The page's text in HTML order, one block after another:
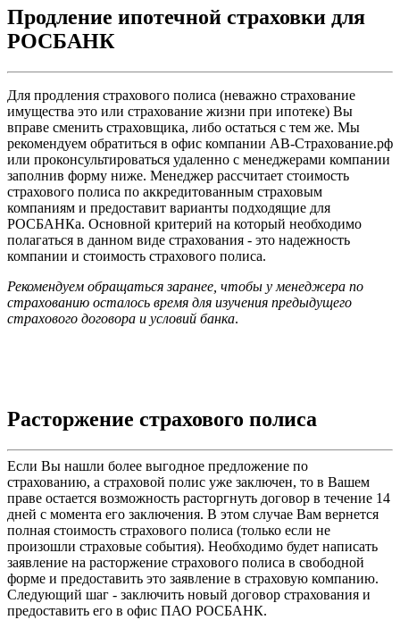
Продление ипотечной страховки для
РОСБАНК
Для продления страхового полиса (неважно страхование
имущества это или страхование жизни при ипотеке) Вы
вправе сменить страховщика, либо остаться с тем же. Мы
рекомендуем обратиться в офис компании АВ-Страхование.рф
или проконсультироваться удаленно с менеджерами компании
заполнив форму ниже. Менеджер рассчитает стоимость
страхового полиса по аккредитованным страховым
компаниям и предоставит варианты подходящие для
РОСБАНКа. Основной критерий на который необходимо
полагаться в данном виде страхования - это надежность
компании и стоимость страхового полиса.
Рекомендуем обращаться заранее, чтобы у менеджера по
страхованию осталось время для изучения предыдущего
страхового договора и условий банка.
Расторжение страхового полиса
Если Вы нашли более выгодное предложение по
страхованию, а страховой полис уже заключен, то в Вашем
праве остается возможность расторгнуть договор в течение 14
дней с момента его заключения. В этом случае Вам вернется
полная стоимость страхового полиса (только если не
произошли страховые события). Необходимо будет написать
заявление на расторжение страхового полиса в свободной
форме и предоставить это заявление в страховую компанию.
Следующий шаг - заключить новый договор страхования и
предоставить его в офис ПАО РОСБАНК.